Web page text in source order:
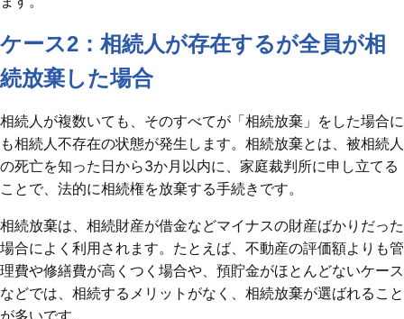
ケース2：相続人が存在するが全員が相
続放棄した場合
相続人が複数いても、そのすべてが「相続放棄」をした場合に
も相続人不存在の状態が発生します。相続放棄とは、被相続人
の死亡を知った日から3か月以内に、家庭裁判所に申し立てる
ことで、法的に相続権を放棄する手続きです。
相続放棄は、相続財産が借金などマイナスの財産ばかりだった
場合によく利用されます。たとえば、不動産の評価額よりも管
理費や修繕費が高くつく場合や、預貯金がほとんどないケース
などでは、相続するメリットがなく、相続放棄が選ばれること